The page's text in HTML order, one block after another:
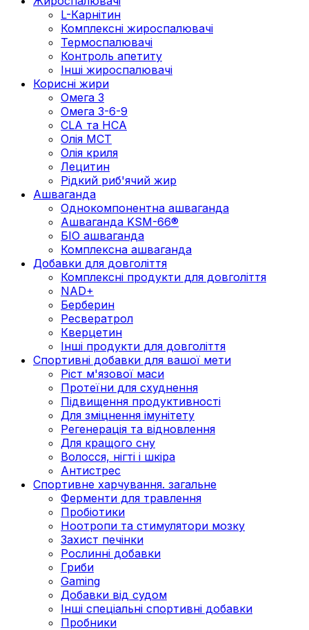
L-Карнітин
Комплексні жироспалювачі
Термоспалювачі
Контроль апетиту
Інші жироспалювачі
Корисні жири
Омега 3
Омега 3-6-9
CLA та HCA
Олія МСТ
Олія криля
Лецитин
Рідкий риб'ячий жир
Ашваганда
Однокомпонентна ашваганда
Ашваганда KSM-66®
БІО ашваганда
Комплексна ашваганда
Добавки для довголіття
Комплексні продукти для довголіття
NAD+
Берберин
Ресвератрол
Кверцетин
Інші продукти для довголіття
Спортивні добавки для вашої мети
Ріст м'язової маси
Протеїни для схуднення
Підвищення продуктивності
Для зміцнення імунітету
Регенерація та відновлення
Для кращого сну
Волосся, нігті і шкіра
Антистрес
Спортивне харчування. загальне
Ферменти для травлення
Пробіотики
Ноотропи та стимулятори мозку
Захист печінки
Рослинні добавки
Гриби
Gaming
Добавки від судом
Інші спеціальні спортивні добавки
Пробники